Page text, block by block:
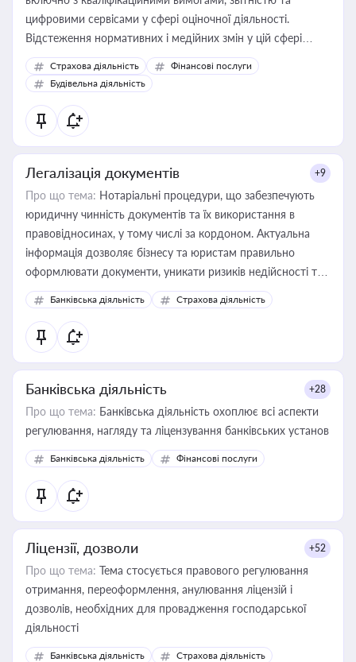
цифровими сервісами у сфері оціночної діяльності.
Відстеження нормативних і медійних змін у цій сфері
корисне для власника бізнесу, керівника, юриста або
бухгалтера під час оподаткування, приватизації, оренди
державного майна, корпоративних угод і перевірки
статусу суб'єктів оціночної діяльності
Страхова діяльність
Фінансові послуги
Будівельна діяльність
Легалізація документів +9
Про що тема: Нотаріальні процедури, що забезпечують
юридичну чинність документів та їх використання в
правовідносинах, у тому числі за кордоном. Актуальна
інформація дозволяє бізнесу та юристам правильно
оформлювати документи, уникати ризиків недійсності та
забезпечувати їх належне прийняття органами влади та
контрагентами
Банківська діяльність Страхова діяльність
Банківська діяльність +28
Про що тема: Банківська діяльність охоплює всі аспекти
регулювання, нагляду та ліцензування банківських установ
Банківська діяльність Фінансові послуги
Ліцензії, дозволи +52
Про що тема: Тема стосується правового регулювання
отримання, переоформлення, анулювання ліцензій і
дозволів, необхідних для провадження господарської
діяльності
Банківська діяльність
Страхова діяльність